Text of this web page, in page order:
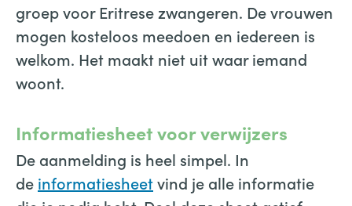
groep voor Eritrese zwangeren. De vrouwen
mogen kosteloos meedoen en iedereen is
welkom. Het maakt niet uit waar iemand
woont.
Informatiesheet voor verwijzers
De aanmelding is heel simpel. In
de informatiesheetvind je alle informatie